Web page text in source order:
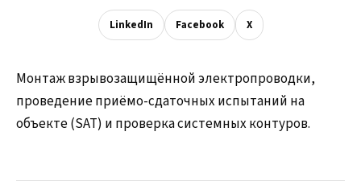
LinkedIn Facebook X
Монтаж взрывозащищённой электропроводки,
проведение приёмо-сдаточных испытаний на
объекте (SAT) и проверка системных контуров.